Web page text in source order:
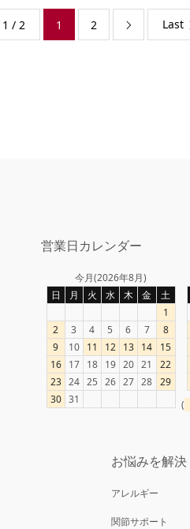
1 / 2 1 2  Last
営業日カレンダー
今月(2026年8月)
日
月 火 水 木 金
土
1
2
3 4 5 6 7
8
9
10 11 12 13 14
15
16 17 18 19 20 21
22
23 24 25 26 27 28
29
30 31
(
お悩みを解決
アレルギー
関節サポート